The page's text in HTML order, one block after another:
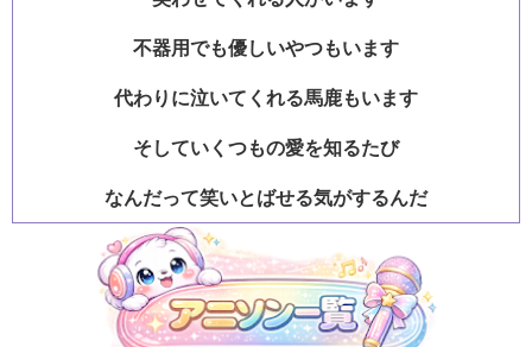
不器用でも優しいやつもいます
代わりに泣いてくれる馬鹿もいます
そしていくつもの愛を知るたび
なんだって笑いとばせる気がするんだ